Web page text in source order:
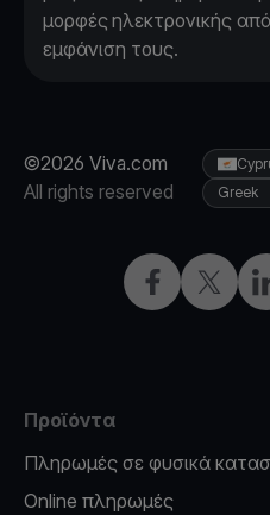
μορφές ηλεκτρονικής
εμφάνιση τους.
©2026 Viva.com
All rights reserved
Facebook
X
Greek
Προϊόντα
Πληρωμές σε φυσικά
Online πληρωμές